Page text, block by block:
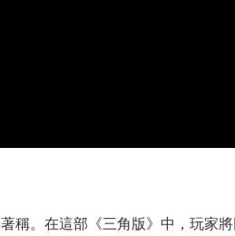
稱。在這部《三角版》中，玩家將